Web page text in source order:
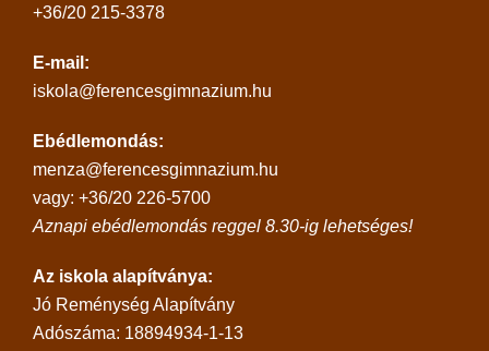
+36/20 215-3378
E-mail:
iskola@ferencesgimnazium.hu
Ebédlemondás:
menza@ferencesgimnazium.hu
vagy: +36/20 226-5700
Aznapi ebédlemondás reggel 8.30-ig lehetséges!
Az iskola alapítványa:
Jó Reménység Alapítvány
Adószáma: 18894934-1-13